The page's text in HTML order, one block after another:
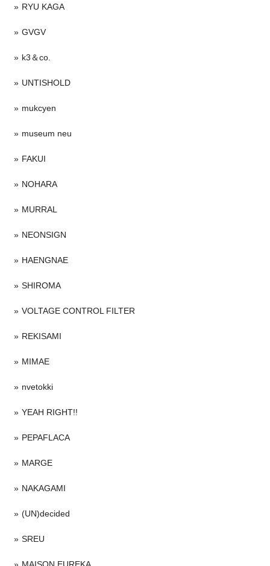
RYU KAGA
GVGV
k3＆co.
UNTISHOLD
mukcyen
museum neu
FAKUI
NOHARA
MURRAL
NEONSIGN
HAENGNAE
SHIROMA
VOLTAGE CONTROL FILTER
REKISAMI
MIMAE
nvetokki
YEAH RIGHT!!
PEPAFLACA
MARGE
NAKAGAMI
(UN)decided
SREU
MAISON EUREKA